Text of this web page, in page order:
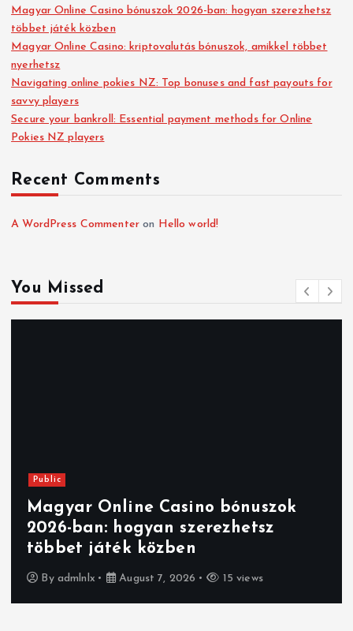
Magyar Online Casino bónuszok 2026-ban: hogyan szerezhetsz
többet játék közben
Magyar Online Casino: kriptovalutás bónuszok, amikkel többet
nyerhetsz
Navigating online pokies NZ: Top bonuses and fast payouts for
savvy players
Secure your bankroll: Essential payment methods for Online
Pokies NZ players
Recent Comments
A WordPress Commenter on Hello world!
You Missed
Public
Magyar Online Casino bónuszok
2026-ban: hogyan szerezhetsz
többet játék közben
By admlnlx August 7, 2026 15 views